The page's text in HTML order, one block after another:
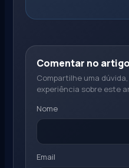
Comentar no artigo
Compartilhe uma
experiência sobre este
Nome
Email